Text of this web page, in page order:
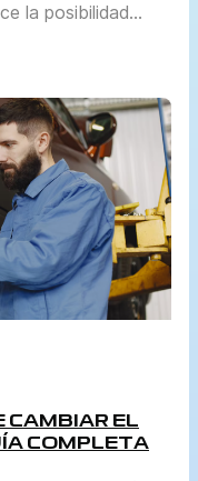
la posibilidad
reales de
de
(MTC) y la
Terrestre de […]
CAMBIAR EL
COMPLETA